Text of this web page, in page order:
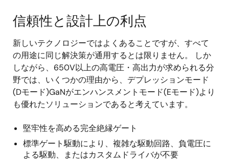
信頼性と設計上の利点
新しいテクノロジーではよくあることですが、すべて
の用途に同じ解決策が通用するとは限りません。 しか
しながら、650V以上の高電圧・高出力が求められる分
野では、いくつかの理由から、デプレッションモード
(Dモード)GaNがエンハンスメントモード(Eモード)より
も優れたソリューションであると考えています。
堅牢性を高める完全絶縁ゲート
標準ゲート駆動により、複雑な駆動回路、負電圧に
よる駆動、またはカスタムドライバが不要